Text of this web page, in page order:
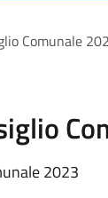
Comunale
2023